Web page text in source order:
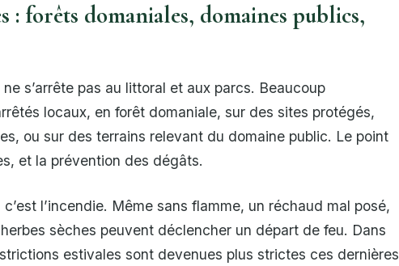
: forêts domaniales, domaines publics,
s’arrête pas au littoral et aux parcs. Beaucoup
locaux, en forêt domaniale, sur des sites protégés,
ou sur des terrains relevant du domaine public. Le point
et la prévention des dégâts.
l’incendie. Même sans flamme, un réchaud mal posé,
sèches peuvent déclencher un départ de feu. Dans
estivales sont devenues plus strictes ces dernières